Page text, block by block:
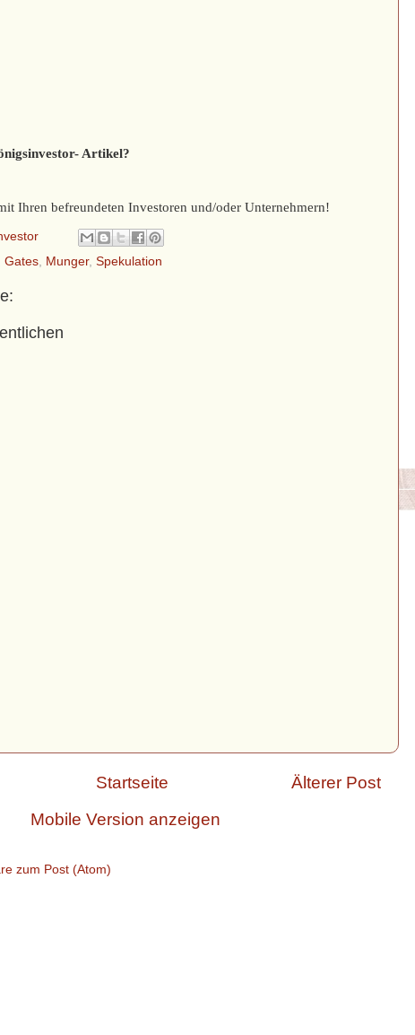
Artikel?
Ihren befreundeten Investoren und/oder Unternehmern!
Gates Munger, Spekulation
Älterer Post
Startseite
Mobile Version anzeigen
zum Post (Atom)